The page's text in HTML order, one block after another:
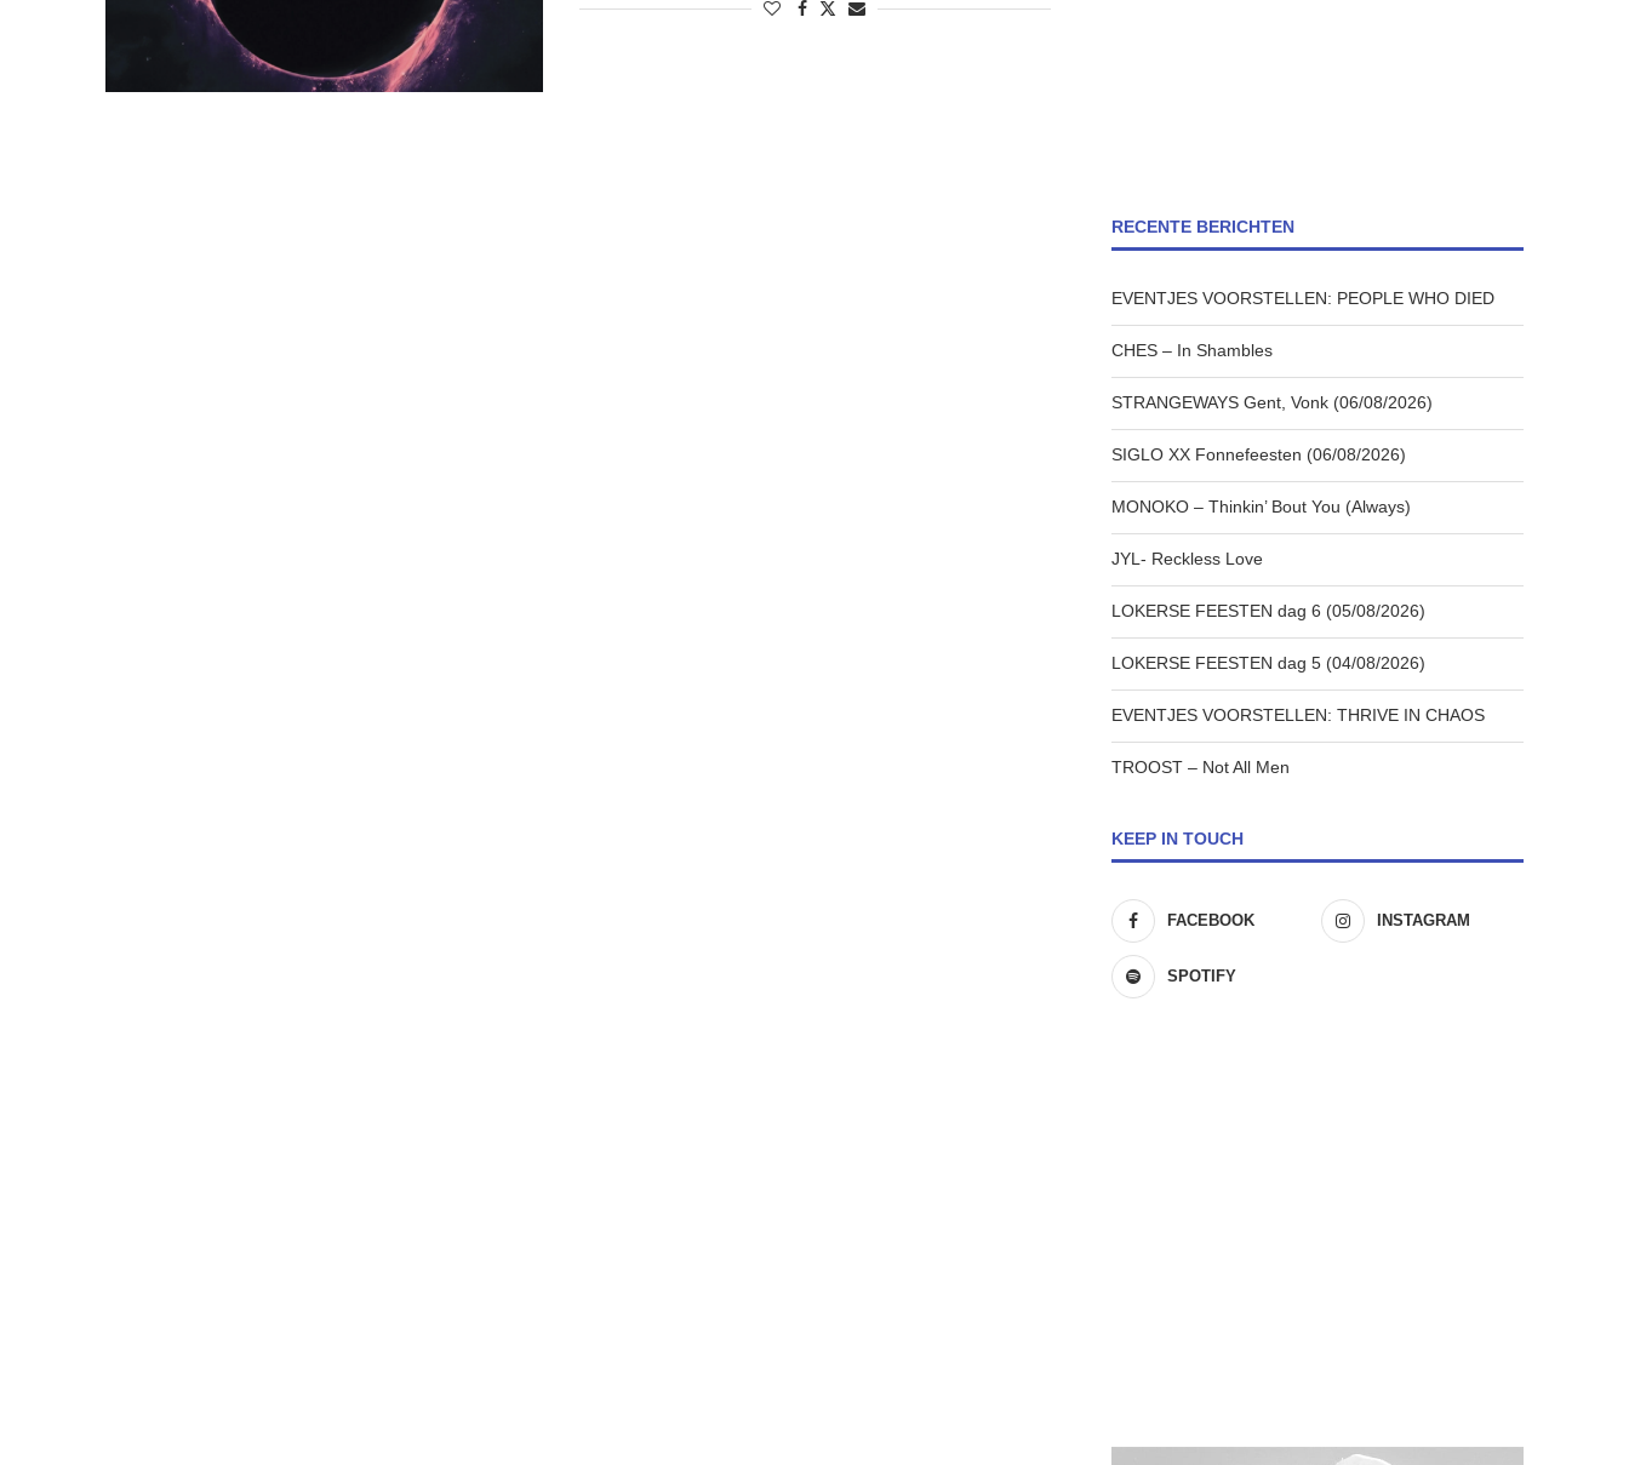
RECENTE BERICHTEN
EVENTJES VOORSTELLEN: PEOPLE WHO DIED
CHES – In Shambles
STRANGEWAYS Gent, Vonk (06/08/2026)
SIGLO XX Fonnefeesten (06/08/2026)
MONOKO – Thinkin’ Bout You (Always)
JYL- Reckless Love
LOKERSE FEESTEN dag 6 (05/08/2026)
LOKERSE FEESTEN dag 5 (04/08/2026)
EVENTJES VOORSTELLEN: THRIVE IN CHAOS
TROOST – Not All Men
KEEP IN TOUCH
FACEBOOK INSTAGRAM
SPOTIFY